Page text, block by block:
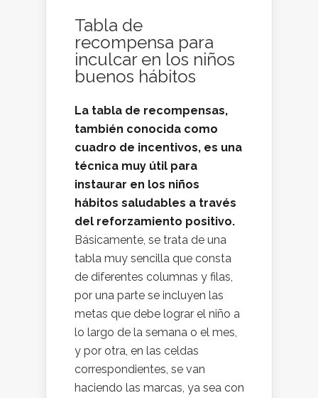
Tabla de
recompensa para
inculcar en los niños
buenos hábitos
La tabla de recompensas,
también conocida como
cuadro de incentivos, es una
técnica muy útil para
instaurar en los niños
hábitos saludables a través
del reforzamiento positivo.
Básicamente, se trata de una
tabla muy sencilla que consta
de diferentes columnas y filas,
por una parte se incluyen las
metas que debe lograr el niño a
lo largo de la semana o el mes,
y por otra, en las celdas
correspondientes, se van
haciendo las marcas, ya sea con